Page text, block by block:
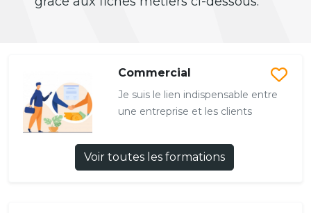
Commercial
Je suis le lien indispensable entre
une entreprise et les clients
Voir toutes les formations